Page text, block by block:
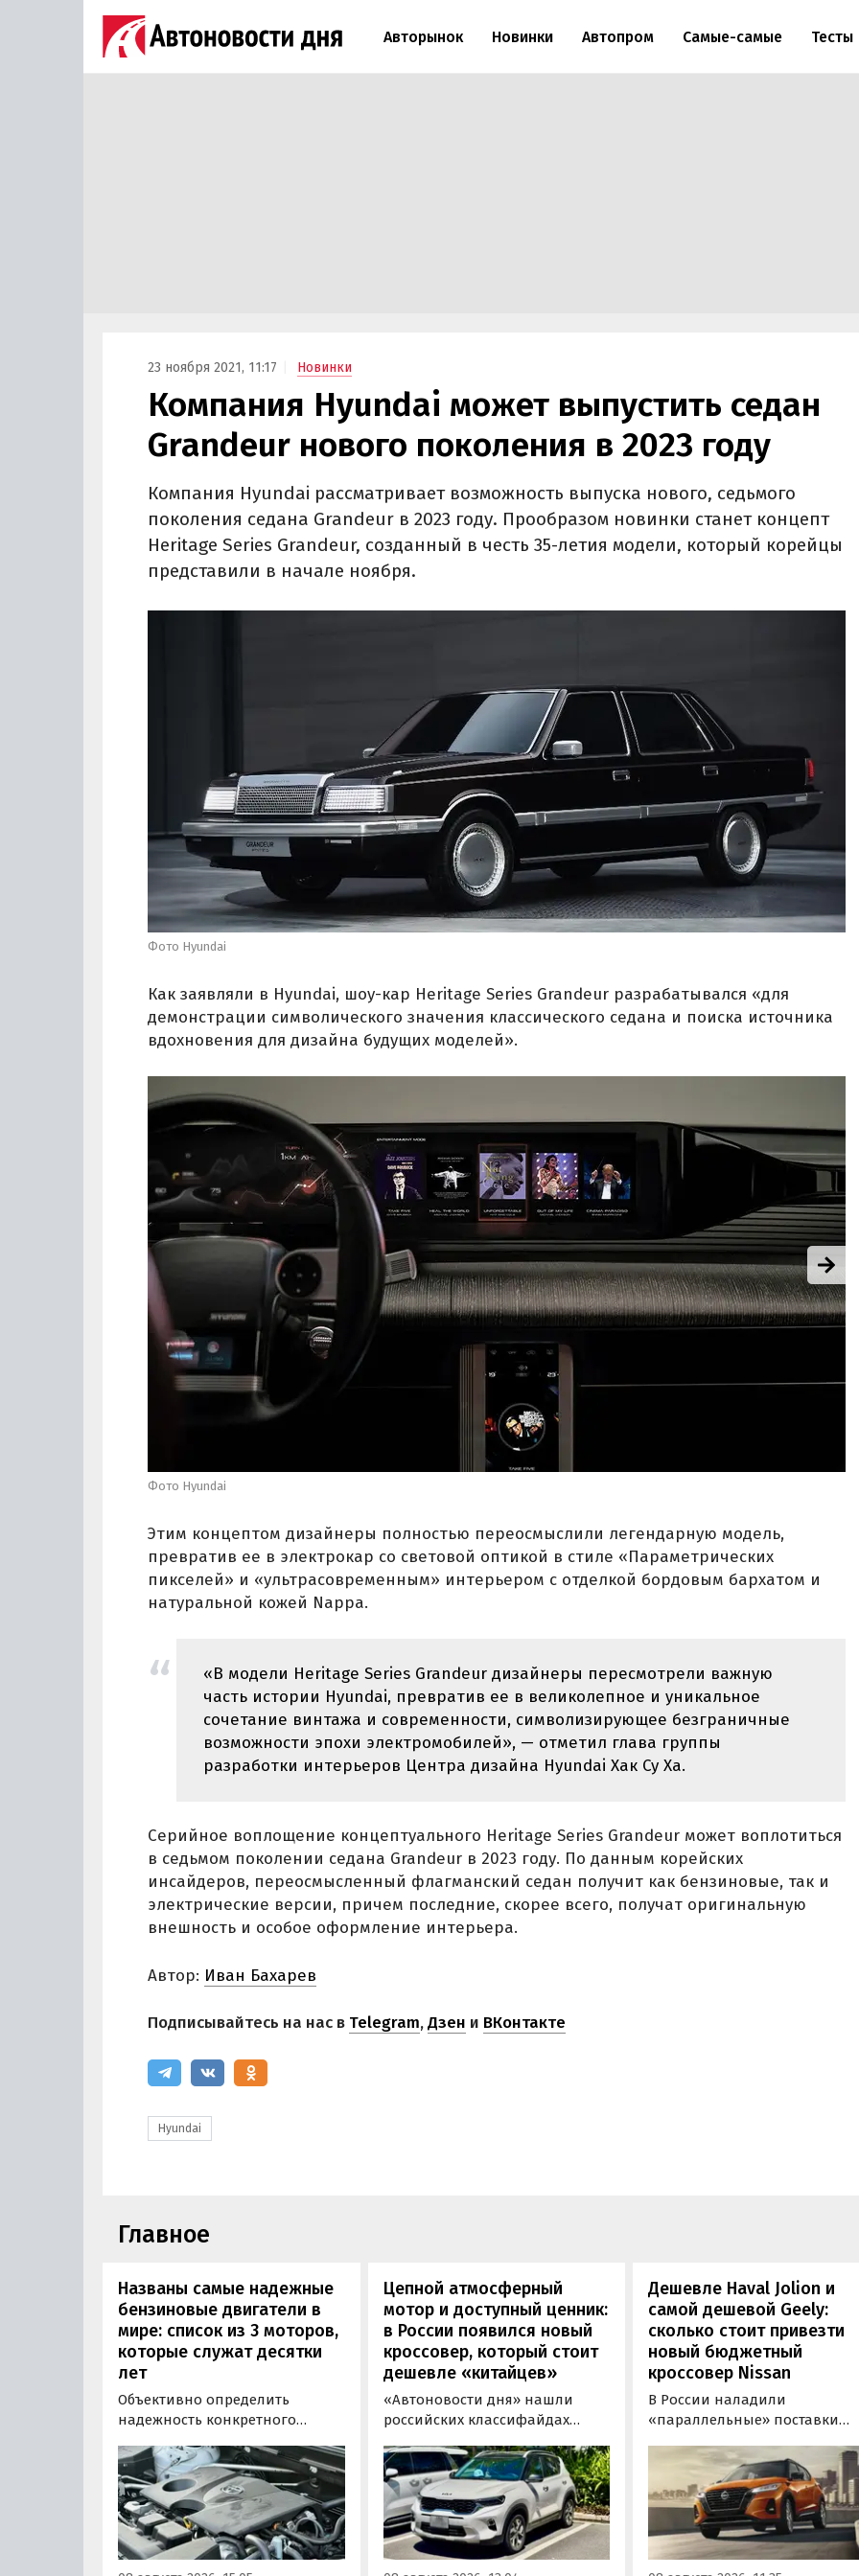
Авторынок Новинки Автопром Самые-самые Тесты
23 ноября 2021, 11:17 Новинки
Компания Hyundai может выпустить седан
Grandeur нового поколения в 2023 году
Компания Hyundai рассматривает возможность выпуска нового, седьмого
поколения седана Grandeur в 2023 году. Прообразом новинки станет концепт
Heritage Series Grandeur, созданный в честь 35-летия модели, который корейцы
представили в начале ноября.
Фото Hyundai
Как заявляли в Hyundai, шоу-кар Heritage Series Grandeur разрабатывался «для
демонстрации символического значения классического седана и поиска источника
вдохновения для дизайна будущих моделей».
Фото Hyundai
Этим концептом дизайнеры полностью переосмыслили легендарную модель,
превратив ее в электрокар со световой оптикой в стиле «Параметрических
пикселей» и «ультрасовременным» интерьером с отделкой бордовым бархатом и
натуральной кожей Nappa.
«В модели Heritage Series Grandeur дизайнеры пересмотрели важную
часть истории Hyundai, превратив ее в великолепное и уникальное
сочетание винтажа и современности, символизирующее безграничные
возможности эпохи электромобилей», — отметил глава группы
разработки интерьеров Центра дизайна Hyundai Хак Су Ха.
Серийное воплощение концептуального Heritage Series Grandeur может воплотиться
в седьмом поколении седана Grandeur в 2023 году. По данным корейских
инсайдеров, переосмысленный флагманский седан получит как бензиновые, так и
электрические версии, причем последние, скорее всего, получат оригинальную
внешность и особое оформление интерьера.
Автор: Иван Бахарев
Подписывайтесь на нас в Telegram,Дзен и ВКонтакте
Hyundai
Главное
Названы самые надежные
бензиновые двигатели в
мире: список из 3 моторов,
которые служат десятки
лет
Объективно определить
надежность конкретного
поскольку его срок службы
прямо зависит от качества
обслуживания и условий
эксплуатации. Тем не менее
Autonews составил ТОП-3 самых
надежных бензиновых
Цепной атмосферный
мотор и доступный ценник:
в России появился новый
кроссовер, который стоит
дешевле «китайцев»
«Автоновости дня» нашли
российских классифайдах
поставке нового Kia Sonet. Это
кроссовер компактнее Seltos, а
возят его к нам в основном из
Китая, предлагая автомобили
уже с доставкой, растаможкой и
всеми документами для
Дешевле Haval Jolion и
самой дешевой Geely:
сколько стоит привезти
новый бюджетный
кроссовер Nissan
В России наладили
«параллельные» поставки
Nissan Kicks, которые
официально продаются в
Китае, США, на Ближнем
Востоке и в Юго-Восточной
Азии. В основном к нам
попадают машины